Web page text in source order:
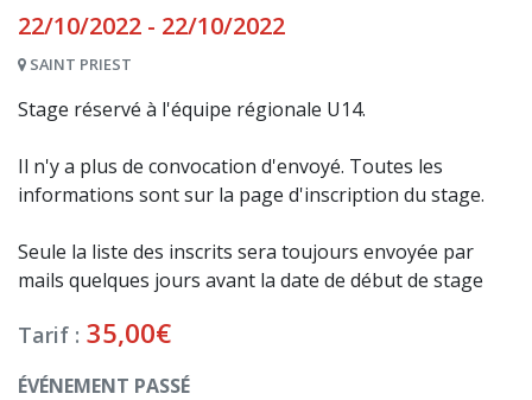
22/10/2022 - 22/10/2022
SAINT PRIEST
Stage réservé à l'équipe régionale U14.
Il n'y a plus de convocation d'envoyé. Toutes les
informations sont sur la page d'inscription du stage.
Seule la liste des inscrits sera toujours envoyée par
mails quelques jours avant la date de début de stage
Tarif : 35,00€
ÉVÉNEMENT PASSÉ